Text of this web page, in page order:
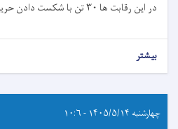
در این رقابت ها ۳۰ تن با شکست دادن حریفان خود دست. . .
بیشتر
چهارشنبه ۱۴۰۵/۵/۱۴ - ۱۰:۶